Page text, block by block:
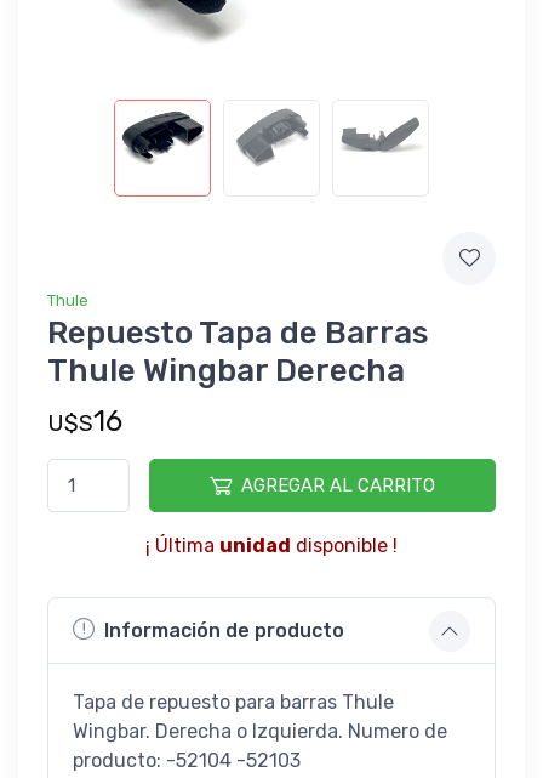
Thule
Repuesto Tapa de Barras
Thule Wingbar Derecha
U$S16
AGREGAR AL CARRITO
¡ Última unidad disponible !
Información de producto
Tapa de repuesto para barras Thule
Wingbar. Derecha o Izquierda. Numero de
producto: -52104 -52103